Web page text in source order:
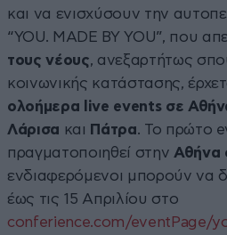
και να ενισχύσουν την
“YOU. MADE BY YOU”, που
τους νέους, ανεξαρτήτως
κοινωνικής κατάστασης,
ολοήμερα live events σε
Λάρισα και Πάτρα. Το πρώτο
πραγματοποιηθεί στην Αθήνα
ενδιαφερόμενοι μπορούν να
έως τις 15 Απριλίου στο
conferience.com/eventPage/